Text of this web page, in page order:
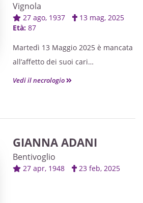
Vignola
27 ago, 1937
13 mag, 2025
Età: 87
Martedì 13 Maggio 2025 è mancata
all’affetto dei suoi cari
Anna Maria Grandi
marito CESARE,
gli adorati nipoti BEATRICE,
PIETRO e LUDOVICA, il fratello
RAFFAELE ed i parenti I funerali
Vedi il necrologio
GIANNA ADANI
Bentivoglio
27 apr, 1948 23 feb, 2025